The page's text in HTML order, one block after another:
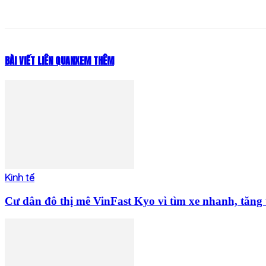
BÀI VIẾT LIÊN QUANXEM THÊM
Kinh tế
Cư dân đô thị mê VinFast Kyo vì tìm xe nhanh,